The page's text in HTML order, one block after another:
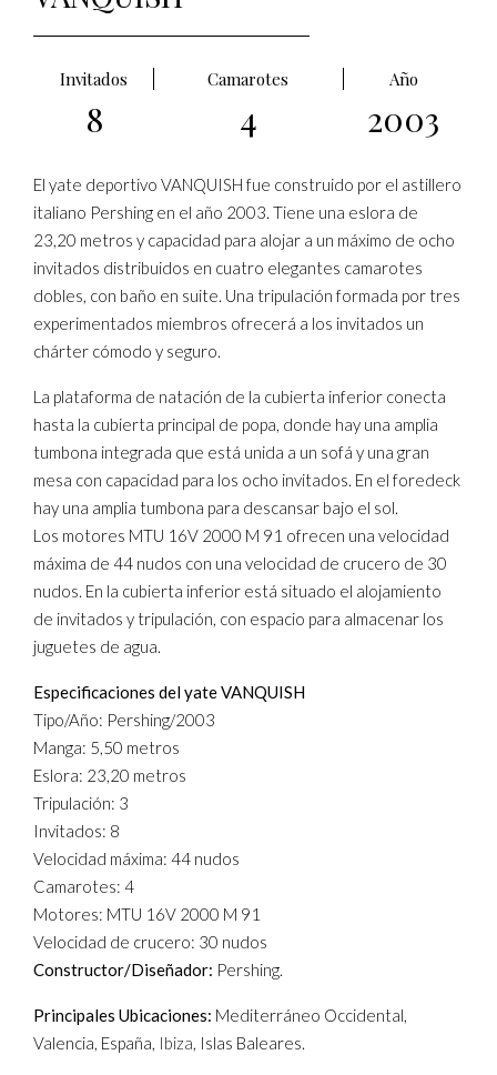
Invitados Camarotes Año
8 4 2003
El yate deportivo VANQUISH fue construido por el astillero
italiano Pershing en el año 2003. Tiene una eslora de
23,20 metros y capacidad para alojar a un máximo de ocho
invitados distribuidos en cuatro elegantes camarotes
dobles, con baño en suite. Una tripulación formada por tres
experimentados miembros ofrecerá a los invitados un
chárter cómodo y seguro.
La plataforma de natación de la cubierta inferior conecta
hasta la cubierta principal de popa, donde hay una amplia
tumbona integrada que está unida a un sofá y una gran
mesa con capacidad para los ocho invitados. En el foredeck
hay una amplia tumbona para descansar bajo el sol.
Los motores MTU 16V 2000 M 91 ofrecen una velocidad
máxima de 44 nudos con una velocidad de crucero de 30
nudos. En la cubierta inferior está situado el alojamiento
de invitados y tripulación, con espacio para almacenar los
juguetes de agua.
Especificaciones del yate VANQUISH
Tipo/Año: Pershing/2003
Manga: 5,50 metros
Eslora: 23,20 metros
Tripulación: 3
Invitados: 8
Velocidad máxima: 44 nudos
Camarotes: 4
Motores: MTU 16V 2000 M 91
Velocidad de crucero: 30 nudos
Constructor/Diseñador: Pershing.
Principales Ubicaciones: Mediterráneo Occidental,
Valencia, España, Ibiza, Islas Baleares.